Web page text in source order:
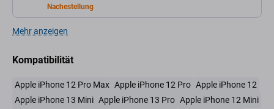
Nachestellung
Mehr anzeigen
Kompatibilität
Apple iPhone 12 Pro Max Apple iPhone 12 Pro Apple iPhone 12
Apple iPhone 13 Mini Apple iPhone 13 Pro Apple iPhone 12 Mini